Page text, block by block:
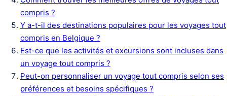
compris ?
Y a-t-il des destinations populaires pour les voyages tout
compris en Belgique ?
Est-ce que les activités et excursions sont incluses dans
un voyage tout compris ?
Peut-on personnaliser un voyage tout compris selon ses
préférences et besoins spécifiques ?